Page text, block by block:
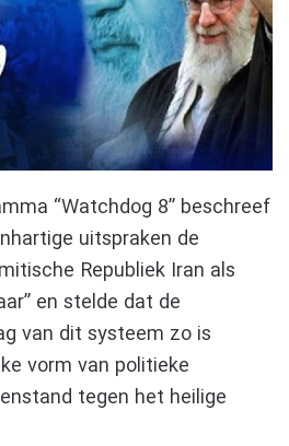
“Watchdog 8” beschreef
uitspraken de
Republiek Iran als
en stelde dat de
van dit systeem zo is
vorm van politieke
tegen het heilige